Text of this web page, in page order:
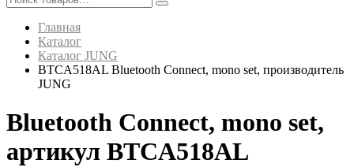
Главная
Каталог
Каталог JUNG
BTCA518AL Bluetooth Connect, mono set, производитель
JUNG
Bluetooth Connect, mono set,
артикул BTCA518AL